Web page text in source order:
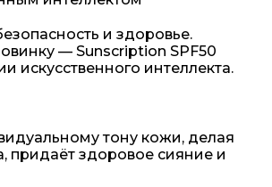
и здоровье.
— Sunscription SPF50
искусственного интеллекта.
тону кожи, делая
придаёт здоровое сияние и